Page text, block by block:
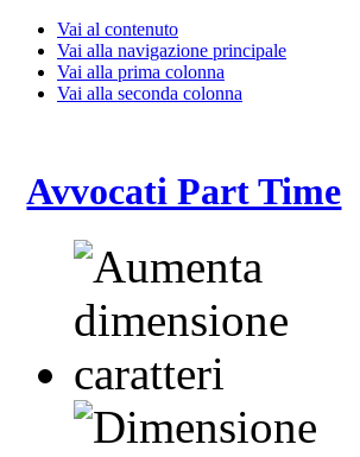
Vai al contenuto
Vai alla navigazione principale
Vai alla prima colonna
Vai alla seconda colonna
Avvocati Part Time